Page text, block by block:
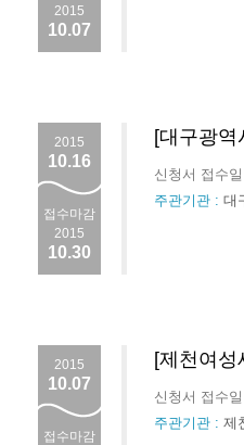
2015
10.07
2015
10.16
접수마감
2015
10.30
[대구광
신청서 접수
주관기관 : 대
2015
10.07
접수마감
[제천여
신청서 접수
주관기관 : 제